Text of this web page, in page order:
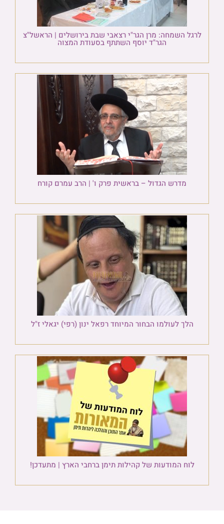
לרגל השמחה: מרן הגר"י רצאבי שבת בירושלים | הראשל"צ
הגר"ד יוסף השתתף בסעודת המצוה
מדרש הגדול – בראשית פרק ו' | הרב עמרם קורח
הלך לעולמו הבחור המיוחד רפאל ינון (רפי) יגאלי ז"ל
לוח המודעות של קהילות תימן ברחבי הארץ | מתעדכן!